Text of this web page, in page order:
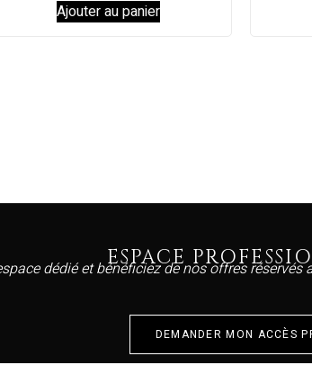
Ajouter au panier
ESPACE
dédié et bénéficiez de nos offres
DEMANDER MON ACCÈS